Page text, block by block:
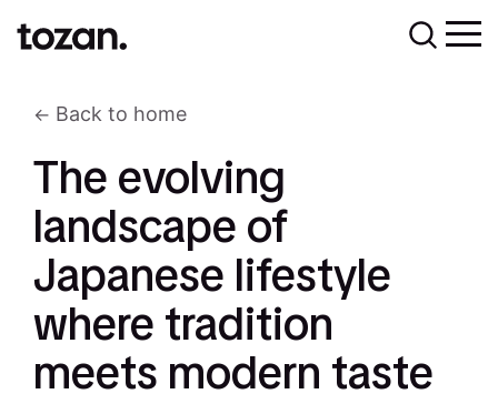
Back to home
The evolving
landscape of
Japanese lifestyle
where tradition
meets modern taste